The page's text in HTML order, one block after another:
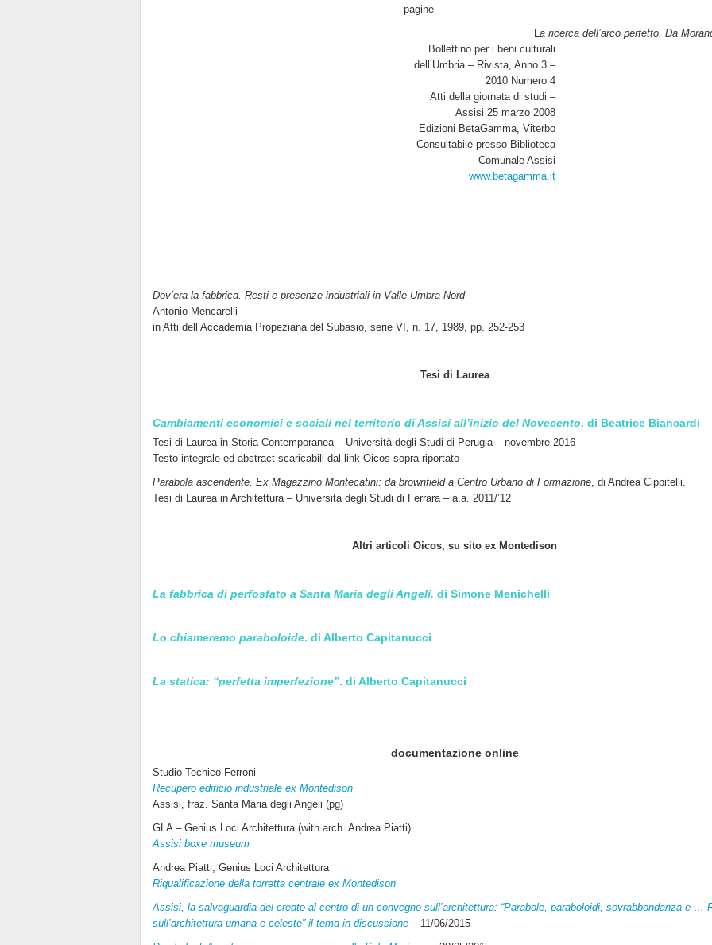
pagine
La ricerca dell’arco perfetto. Da
Bollettino per i beni culturali
dell’Umbria – Rivista, Anno 3 –
2010 Numero 4
Atti della giornata di studi –
Assisi 25 marzo 2008
Edizioni BetaGamma, Viterbo
Consultabile presso Biblioteca
Comunale Assisi
www.betagamma.it
Dov’era la fabbrica. Resti e presenze industriali in Valle Umbra Nord
Antonio Mencarelli
in Atti dell’Accademia Propeziana del Subasio, serie VI, n. 17, 1989, pp. 252-253
Tesi di Laurea
Cambiamenti economici e sociali nel territorio di Assisi all’inizio del Novecento. di Beatrice Biancardi
Tesi di Laurea in Storia Contemporanea – Università degli Studi di Perugia – novembre 2016
Testo integrale ed abstract scaricabili dal link Oicos sopra riportato
Parabola ascendente. Ex Magazzino Montecatini: da brownfield a Centro Urbano di Formazione, di Andrea Cippitelli.
Tesi di Laurea in Architettura – Università degli Studi di Ferrara – a.a. 2011/’12
Altri articoli Oicos, su sito ex Montedison
La fabbrica di perfosfato a Santa Maria degli Angeli. di Simone Menichelli
Lo chiameremo paraboloide. di Alberto Capitanucci
La statica: “perfetta imperfezione”. di Alberto Capitanucci
documentazione online
Studio Tecnico Ferroni
Recupero edificio industriale ex Montedison
Assisi, fraz. Santa Maria degli Angeli (pg)
GLA – Genius Loci Architettura (with arch. Andrea Piatti)
Assisi boxe museum
Andrea Piatti, Genius Loci Architettura
Riqualificazione della torretta centrale ex Montedison
Assisi, la salvaguardia del creato al centro di un convegno sull’architettura: “Parabole, paraboloidi, sovrabbondanza e …
sull’architettura umana e celeste” il tema in discussione – 11/06/2015